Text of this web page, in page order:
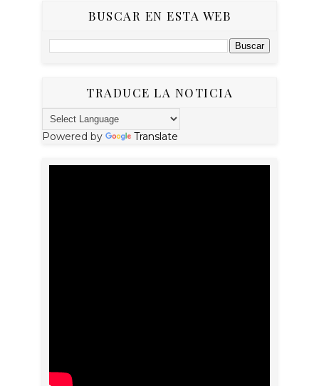
BUSCAR EN ESTA WEB
TRADUCE LA NOTICIA
Powered by Translate